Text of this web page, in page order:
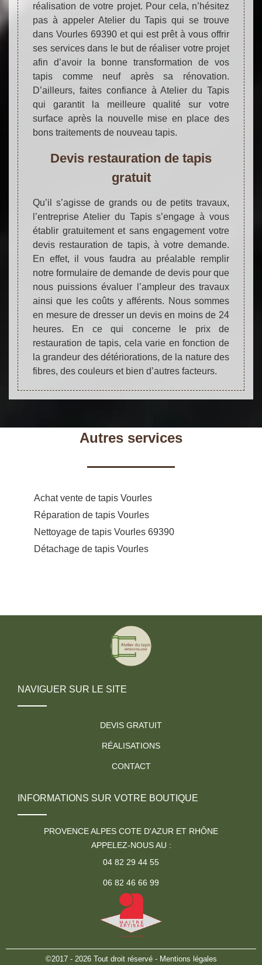
réalisation de votre projet. Pour cela, n’hésitez
pas à appeler Atelier du Tapis qui se trouve
dans Vourles 69390 et qui est prêt à vous offrir
ses services dans le but de réaliser votre projet
afin d’avoir la bonne transformation de vos
tapis comme neuf après sa rénovation.
D’ailleurs, faites confiance à Atelier du Tapis
qui garantit la meilleure qualité sur votre
surface après la nouvelle mise en place des
bons traitements de nouveau tapis.
Devis restauration de tapis
gratuit
Qu’il s’agisse de grands ou de petits travaux,
l’entreprise Atelier du Tapis s’engage à vous
établir gratuitement et sans engagement votre
devis restauration de tapis, à votre demande.
En effet, il vous faudra au préalable remplir
notre formulaire de demande de devis pour que
nous puissions évaluer l’ampleur des travaux
ainsi que les coûts y afférents. Nous sommes
en mesure de dresser un devis en moins de 24
heures. En ce qui concerne le prix de
restauration de tapis, cela varie en fonction de
la grandeur des détériorations, de la nature des
fibres, des couleurs et bien d’autres facteurs.
Autres services
Achat vente de tapis Vourles
Réparation de tapis Vourles
Nettoyage de tapis Vourles 69390
Détachage de tapis Vourles
NAVIGUER SUR LE SITE
DEVIS GRATUIT
RÉALISATIONS
CONTACT
INFORMATIONS SUR VOTRE BOUTIQUE
PROVENCE ALPES COTE D'AZUR ET RHÔNE
APPELEZ-NOUS AU :
04 82 29 44 55
06 82 46 66 99
©2017 - 2026 Tout droit réservé - Mentions légales